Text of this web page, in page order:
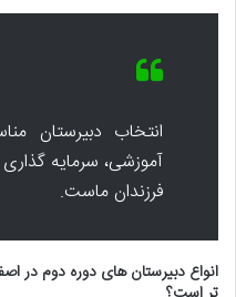
انتخاب دبیرستان
آموزشی، سرمایه
فرزندان ماست.
انواع دبیرستان های دوره دوم در